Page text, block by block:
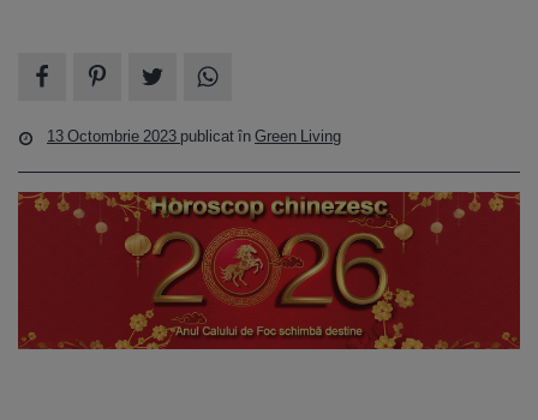
13 Octombrie 2023 publicat înGreen Living